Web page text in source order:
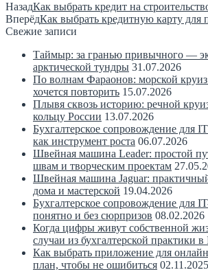
НазадКак выбрать кредит на
ВперёдКак выбрать кредитную карту для
Свежие записи
Таймыр: за гранью привычного —
арктической тундры 31.07.2026
По волнам Фараонов: морской
хочется повторить 15.07.2026
Плывя сквозь историю: речной
кольцу России 13.07.2026
Бухгалтерское сопровождение для
как инструмент роста 06.07.2026
Швейная машина Leader: простой
швам и творческим проектам
Швейная машина Jaguar:
дома и мастерской 19.04.2026
Бухгалтерское сопровождение для
понятно и без сюрпризов 08.02.2026
Когда цифры живут собственной
случаи из бухгалтерской практики в
Как выбрать приложение для
план, чтобы не ошибиться 02.11.2025